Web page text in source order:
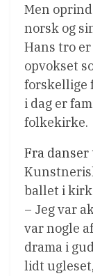
Men
norsk og
Hans tro
opvokset
forskellige
i dag er
folkekirke.
Fra
ballet i
– Jeg var
var nogle
drama i
lidt